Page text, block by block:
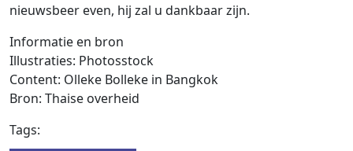
nieuwsbeer even, hij zal u dankbaar zijn.
Informatie en bron
Illustraties: Photosstock
Content: Olleke Bolleke in Bangkok
Bron: Thaise overheid
Tags: